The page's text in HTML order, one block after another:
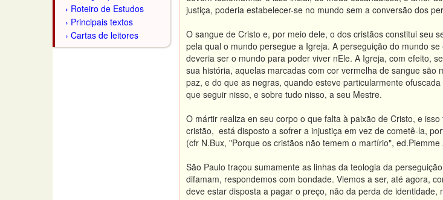
Roteiro de Estudos
Principais textos
Cartas de leitores
justiça, poderia estabelecer-se no mundo sem a conversão dos
O sangue de Cristo e, por meio dele, o dos cristãos constitui seu
pela qual o mundo persegue a Igreja. A perseguição do mundo
deveria ser o mundo para poder viver nEle. A Igreja, com efeito,
sua história, aquelas marcadas com cor vermelha de sangue
paz, e do que as negras, quando esteve particularmente
que seguir nisso, e sobre tudo nisso, a seu Mestre.
O mártir realiza en seu corpo o que falta à paixão de Cristo, e
cristão, está disposto a sofrer a injustiça em vez de cometê-la,
(cfr N.Bux, "Porque os cristãos não temem o martírio",
São Paulo traçou sumamente as linhas da teologia da
difamam, respondemos com bondade. Viemos a ser, até agora,
deve estar disposta a pagar o preço, não da perda de